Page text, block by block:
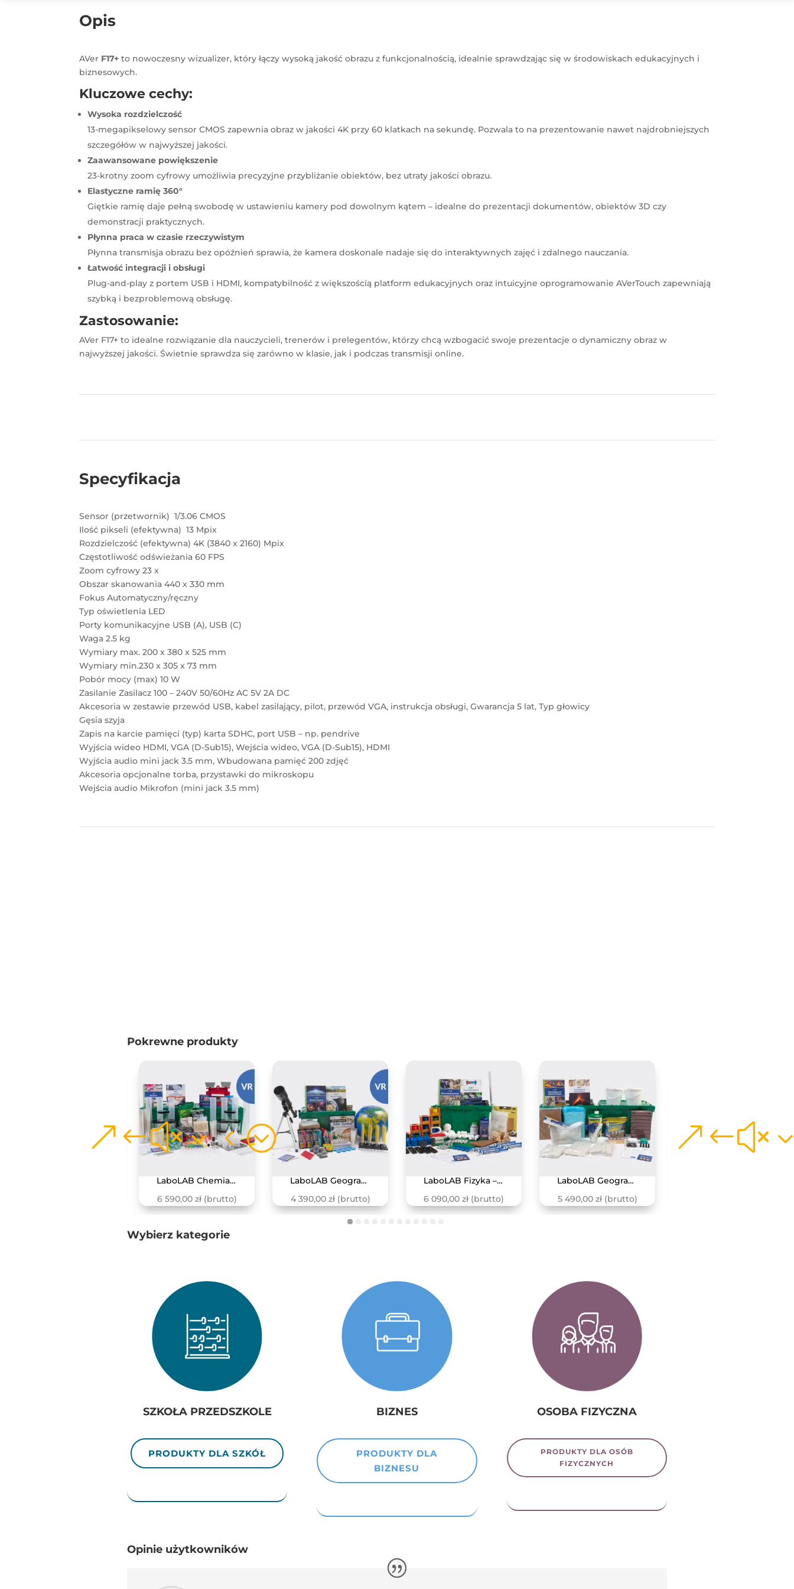
Opis
​AVer F17+ to nowoczesny wizualizer, który łączy wysoką jakość obrazu z funkcjonalnością, idealnie sprawdzając się w środowiskach edukacyjnych i
biznesowych.
Kluczowe cechy:
Wysoka rozdzielczość
13-megapikselowy sensor CMOS zapewnia obraz w jakości 4K przy 60 klatkach na sekundę. Pozwala to na prezentowanie nawet najdrobniejszych
szczegółów w najwyższej jakości.
Zaawansowane powiększenie
23-krotny zoom cyfrowy umożliwia precyzyjne przybliżanie obiektów, bez utraty jakości obrazu.
Elastyczne ramię 360°
Giętkie ramię daje pełną swobodę w ustawieniu kamery pod dowolnym kątem – idealne do prezentacji dokumentów, obiektów 3D czy
demonstracji praktycznych.
Płynna praca w czasie rzeczywistym
Płynna transmisja obrazu bez opóźnień sprawia, że kamera doskonale nadaje się do interaktywnych zajęć i zdalnego nauczania.
Łatwość integracji i obsługi
Plug-and-play z portem USB i HDMI, kompatybilność z większością platform edukacyjnych oraz intuicyjne oprogramowanie AVerTouch zapewniają
szybką i bezproblemową obsługę.
Zastosowanie:
AVer F17+ to idealne rozwiązanie dla nauczycieli, trenerów i prelegentów, którzy chcą wzbogacić swoje prezentacje o dynamiczny obraz w
najwyższej jakości. Świetnie sprawdza się zarówno w klasie, jak i podczas transmisji online.
Specyfikacja
Sensor (przetwornik) 1/3.06 CMOS
Ilość pikseli (efektywna) 13 Mpix
Rozdzielczość (efektywna) 4K (3840 x 2160) Mpix
Częstotliwość odświeżania 60 FPS
Zoom cyfrowy 23 x
Obszar skanowania 440 x 330 mm
Fokus Automatyczny/ręczny
Typ oświetlenia LED
Porty komunikacyjne USB (A), USB (C)
Waga 2.5 kg
Wymiary max. 200 x 380 x 525 mm
Wymiary min.230 x 305 x 73 mm
Pobór mocy (max) 10 W
Zasilanie Zasilacz 100 – 240V 50/60Hz AC 5V 2A DC
Akcesoria w zestawie przewód USB, kabel zasilający, pilot, przewód VGA, instrukcja obsługi, Gwarancja 5 lat, Typ głowicy
Gęsia szyja
Zapis na karcie pamięci (typ) karta SDHC, port USB – np. pendrive
Wyjścia wideo HDMI, VGA (D-Sub15), Wejścia wideo, VGA (D-Sub15), HDMI
Wyjścia audio mini jack 3.5 mm, Wbudowana pamięć 200 zdjęć
Akcesoria opcjonalne torba, przystawki do mikroskopu
Wejścia audio Mikrofon (mini jack 3.5 mm)
Pokrewne produkty
LaboLAB Chemia – Struktura i właściwości materiii
6 590,00 zł (brutto)
LaboLAB Geografia – Ziemia i Kosmos
4 390,00 zł (brutto)
LaboLAB Fizyka – Siły i oddziaływania
6 090,00zł (brutto)
LaboLAB Geografia – Zmieniająca się Planet Ziemia
5 490,00 zł (brutto)
Wybierz kategorie
SZKOŁA PRZEDSZKOLE
PRODUKTY DLA SZKÓŁ
BIZNES
PRODUKTY DLA
BIZNESU
OSOBA FIZYCZNA
PRODUKTY DLA OSÓB
FIZYCZNYCH
Opinie użytkowników